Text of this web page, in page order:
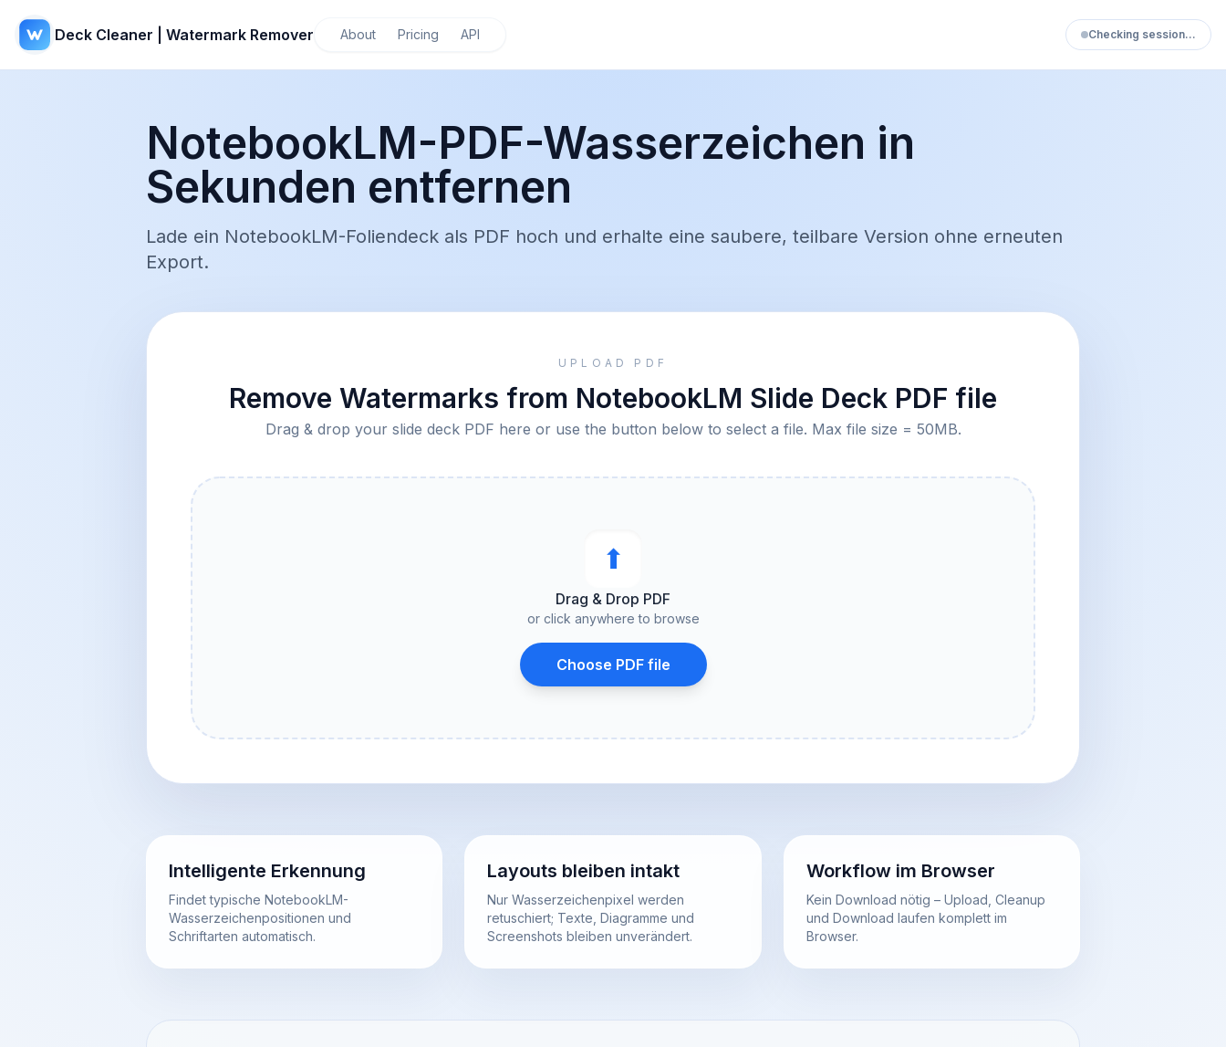
Deck Cleaner | Watermark Remover About Pricing API Checking session…
NotebookLM-PDF-Wasserzeichen in
Sekunden entfernen
Lade ein NotebookLM-Foliendeck als PDF hoch und erhalte eine saubere, teilbare Version ohne erneuten
Export.
UPLOAD PDF
Remove Watermarks from NotebookLM Slide Deck PDF file
Drag & drop your slide deck PDF here or use the button below to select a file. Max file size = 50MB.
⬆︎
Drag & Drop PDF
or click anywhere to browse
Choose PDF file
Intelligente Erkennung
Findet typische NotebookLM-
Wasserzeichenpositionen und
Schriftarten automatisch.
Layouts bleiben intakt
Nur Wasserzeichenpixel werden
retuschiert; Texte, Diagramme und
Screenshots bleiben unverändert.
Workflow im Browser
Kein Download nötig – Upload, Cleanup
und Download laufen komplett im
Browser.